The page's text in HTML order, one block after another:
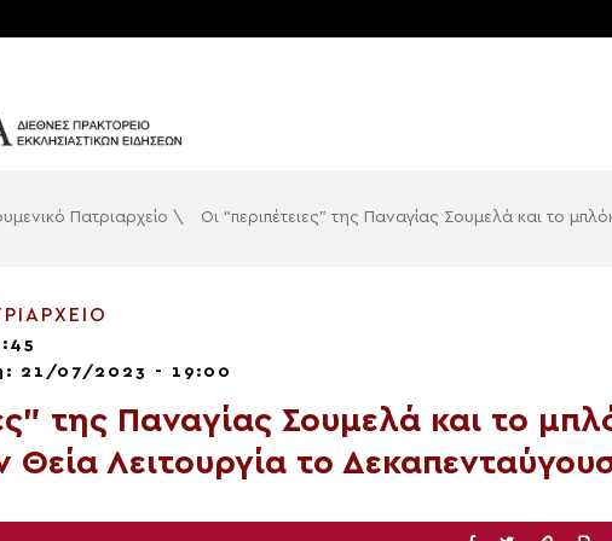
Πατριαρχείο \ Οι “περιπέτειες” της Παναγίας Σουμελά και το
21/07/2023 - 19:00
της Παναγίας Σουμελά και το
Θεία Λειτουργία το